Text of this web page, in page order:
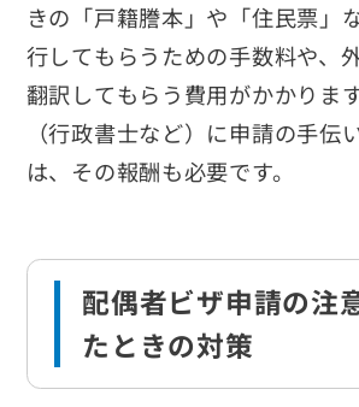
きの「戸籍謄本」や「住民票」
行してもらうための手数料や、
翻訳してもらう費用がかかりま
（行政書士など）に申請の手伝
は、その報酬も必要です。
配偶者ビザ申請の注
たときの対策